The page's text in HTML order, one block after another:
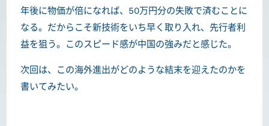
年後に物価が倍になれば、50万円分の失敗で済むことに
なる。だからこそ新技術をいち早く取り入れ、先行者利
益を狙う。このスピード感が中国の強みだと感じた。
次回は、この海外進出がどのような結末を迎えたのかを
書いてみたい。